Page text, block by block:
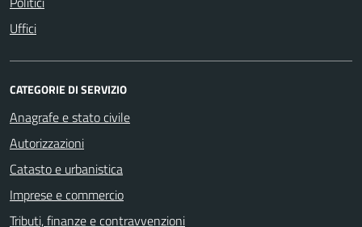
Uffici
CATEGORIE DI SERVIZIO
Anagrafe e stato civile
Autorizzazioni
Catasto e urbanistica
Imprese e commercio
Tributi, finanze e contravvenzioni